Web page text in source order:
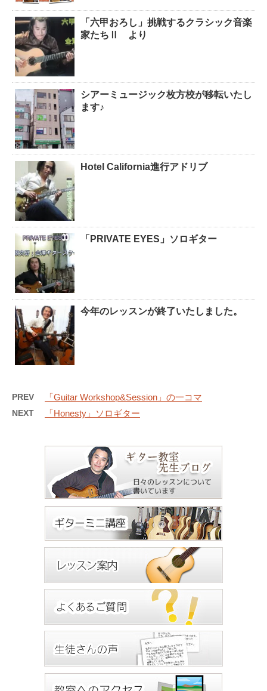
「六甲おろし」挑戦するクラシック音楽
家たちⅡ より
シアーミュージック枚方校が移転いたし
ます♪
Hotel California進行アドリブ
「PRIVATE EYES」ソロギター
今年のレッスンが終了いたしました。
PREV 「Guitar Workshop&Session」の一コマ
NEXT 「Honesty」ソロギター